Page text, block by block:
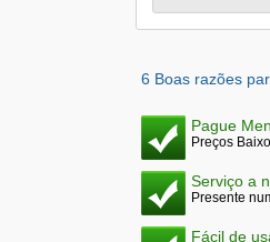
6 Boas razões
Pague
Preços
Serviço a
Presente
Fácil de